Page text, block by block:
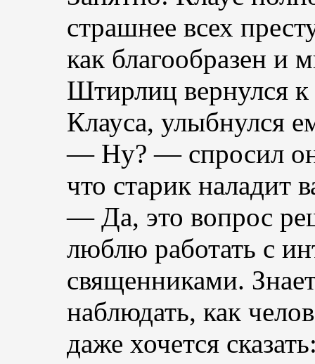
страшнее всех
как благообразен и
Штирлиц вернулся к
Клауса, улыбнулся
— Ну? — спросил
что старик наладит
— Да, это вопрос
люблю работать с
священниками.
наблюдать, как
даже хочется